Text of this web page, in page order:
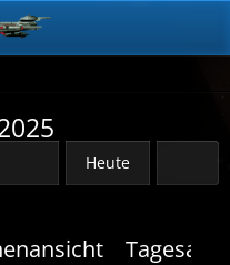
Heute